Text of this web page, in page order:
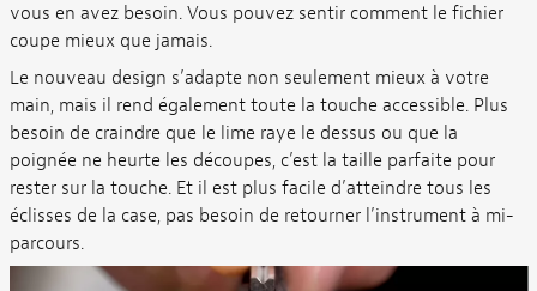
vous en avez besoin. Vous pouvez sentir comment le fichier
coupe mieux que jamais.
Le nouveau design s’adapte non seulement mieux à votre
main, mais il rend également toute la touche accessible. Plus
besoin de craindre que le lime raye le dessus ou que la
poignée ne heurte les découpes, c’est la taille parfaite pour
rester sur la touche. Et il est plus facile d’atteindre tous les
éclisses de la case, pas besoin de retourner l’instrument à mi-
parcours.